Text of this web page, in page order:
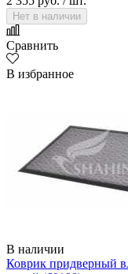
Нет в наличии
Сравнить
В избранное
В наличии
Коврик придверный